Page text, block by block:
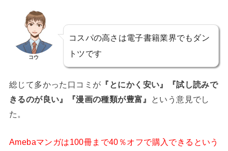
コウ
コスパの高さは電子書籍業界でもダン
トツです
総じて多かった口コミが 『とにかく安い』『試し読みで
きるのが良い』『漫画の種類が豊富』
という意見でし
た。
Amebaマンガは100冊まで40％オフで購入できるという